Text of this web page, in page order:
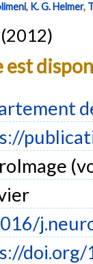
, K. G. Helmer,
est
doi.org/